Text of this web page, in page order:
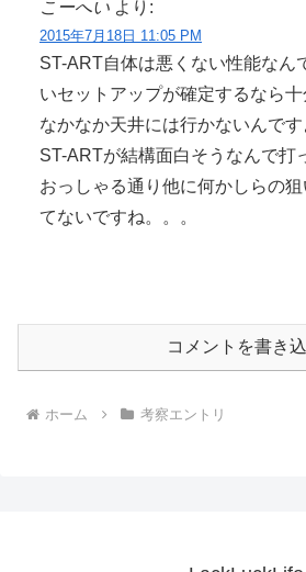
こーへい より:
2015年7月18日 11:05 PM
ST-ART自体は悪くない性能なん
いセットアップが確定するなら十
なかなか天井には行かないんです
ST-ARTが結構面白そうなんで打
おっしゃる通り他に何かしらの
てないですね。。。
コメントを書き
ホーム 考察エントリ